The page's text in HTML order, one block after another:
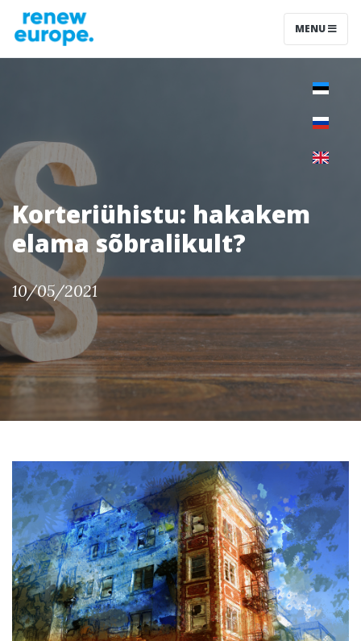
MENU
Korteriühistu: hakakem
elama sõbralikult?
10/05/2021